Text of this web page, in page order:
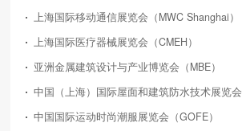
上海国际移动通信展览会（MWC Shanghai）
上海国际医疗器械展览会（CMEH）
亚洲金属建筑设计与产业博览会（MBE）
中国（上海）国际屋面和建筑防水技术展览会
中国国际运动时尚潮服展览会（GOFE）